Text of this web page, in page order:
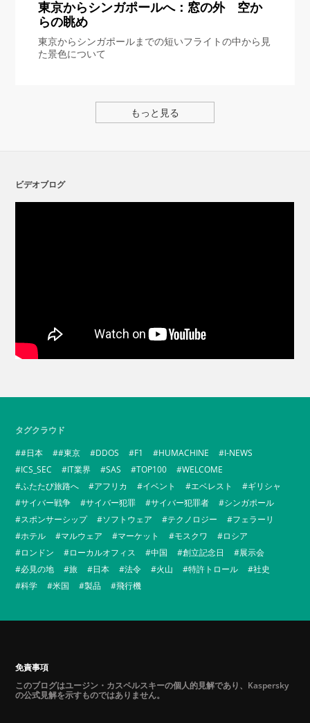
東京からシンガポールへ：窓の外 空か
らの眺め
東京からシンガポールまでの短いフライトの中から見
た景色について
もっと見る
ビデオブログ
タグクラウド
#日本
#東京 DDOS F1 HUMACHINE
I-NEWS
ICS_SEC
IT業界 SAS TOP100
WELCOME
ふたたび旅路へ
アフリカ イベント エベレスト
ギリシャ
サイバー戦争
サイバー犯罪 サイバー犯罪者
シンガポール
スポンサーシップ
ソフトウェア テクノロジー
フェラーリ
ホテル
マルウェア マーケット モスクワ
ロシア
ロンドン
ローカルオフィス 中国 創立記念日
展示会
必見の地
旅 日本 法令 火山 特許トロール
社史
科学
米国 製品 飛行機
免責事項
このブログはユージン・カスペルスキーの個人的見解であり、Kaspersky
の公式見解を示すものではありません。